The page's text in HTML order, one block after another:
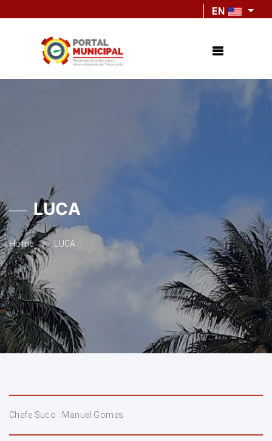
EN
LUCA
Home LUCA
Chefe Suco : Manuel Gomes